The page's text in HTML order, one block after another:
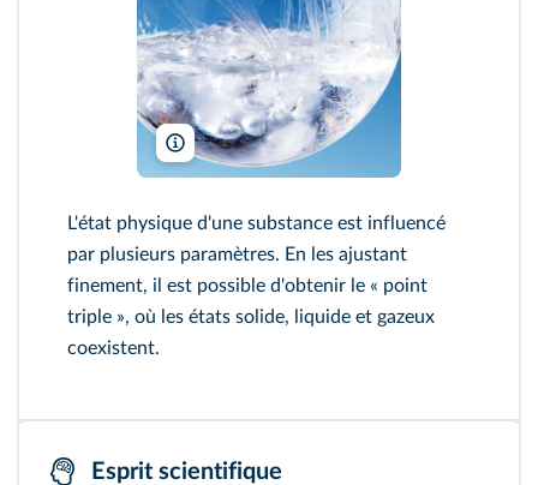
1997 Richard Megna/Fundamental Photographs NYC
L'état physique d'une substance est influencé
par plusieurs paramètres. En les ajustant
finement, il est possible d'obtenir le « point
triple », où les états solide, liquide et gazeux
coexistent.
Esprit scientifique